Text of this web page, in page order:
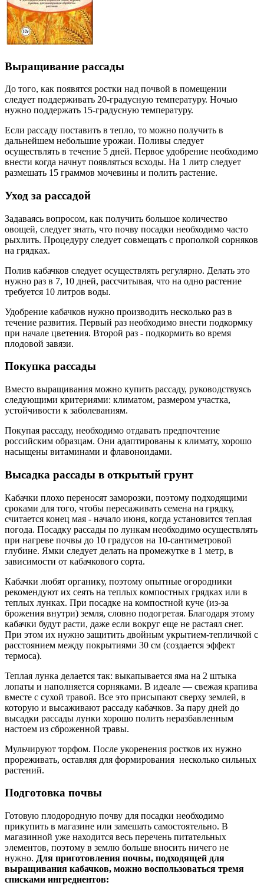
Выращивание рассады
До того, как появятся ростки над почвой в помещении
следует поддерживать 20-градусную температуру. Ночью
нужно поддержать 15-градусную температуру.
Если рассаду поставить в тепло, то можно получить в
дальнейшем небольшие урожаи. Поливы следует
осуществлять в течение 5 дней. Первое удобрение необходимо
внести когда начнут появляться всходы. На 1 литр следует
размешать 15 граммов мочевины и полить растение.
Уход за рассадой
Задаваясь вопросом, как получить большое количество
овощей, следует знать, что почву посадки необходимо часто
рыхлить. Процедуру следует совмещать с прополкой сорняков
на грядках.
Полив кабачков следует осуществлять регулярно. Делать это
нужно раз в 7, 10 дней, рассчитывая, что на одно растение
требуется 10 литров воды.
Удобрение кабачков нужно производить несколько раз в
течение развития. Первый раз необходимо внести подкормку
при начале цветения. Второй раз - подкормить во время
плодовой завязи.
Покупка рассады
Вместо выращивания можно купить рассаду, руководствуясь
следующими критериями: климатом, размером участка,
устойчивости к заболеваниям.
Покупая рассаду, необходимо отдавать предпочтение
российским образцам. Они адаптированы к климату, хорошо
насыщены витаминами и флавоноидами.
Высадка рассады в открытый грунт
Кабачки плохо переносят заморозки, поэтому подходящими
сроками для того, чтобы пересаживать семена на грядку,
считается конец мая - начало июня, когда установится теплая
погода. Посадку рассады по лункам необходимо осуществлять
при нагреве почвы до 10 градусов на 10-сантиметровой
глубине. Ямки следует делать на промежутке в 1 метр, в
зависимости от кабачкового сорта.
Кабачки любят органику, поэтому опытные огородники
рекомендуют их сеять на теплых компостных грядках или в
теплых лунках. При посадке на компостной куче (из-за
брожения внутри) земля, словно подогретая. Благодаря этому
кабачки будут расти, даже если вокруг еще не растаял снег.
При этом их нужно защитить двойным укрытием-тепличкой с
расстоянием между покрытиями 30 см (создается эффект
термоса).
Теплая лунка делается так: выкапывается яма на 2 штыка
лопаты и наполняется сорняками. В идеале — свежая крапива
вместе с сухой травой. Все это присыпают сверху землей, в
которую и высаживают рассаду кабачков. За пару дней до
высадки рассады лунки хорошо полить неразбавленным
настоем из сброженной травы.
Мульчируют торфом. После укоренения ростков их нужно
прореживать, оставляя для формирования несколько сильных
растений.
Подготовка почвы
Готовую плодородную почву для посадки необходимо
прикупить в магазине или замешать самостоятельно. В
магазинной уже находится весь перечень питательных
элементов, поэтому в землю больше вносить ничего не
нужно. Для приготовления почвы, подходящей для
выращивания кабачков, можно воспользоваться тремя
списками ингредиентов: